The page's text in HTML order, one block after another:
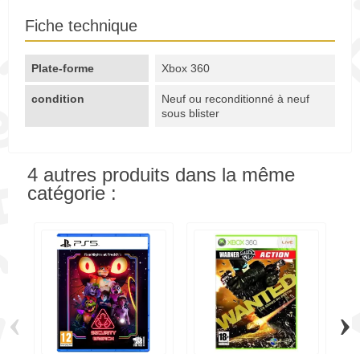
Fiche technique
Plate-forme Xbox 360
condition
Neuf ou reconditionné à neuf
sous blister
4 autres produits dans la même
catégorie :
‹ ›